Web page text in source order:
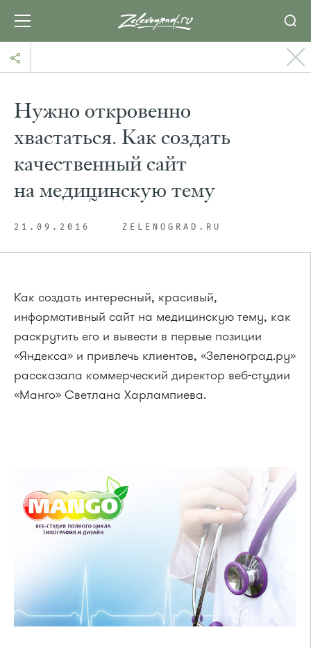
Нужно откровенно
хвастаться. Как создать
качественный сайт
на медицинскую тему
21.09.2016 ZELENOGRAD.RU
Как создать интересный, красивый,
информативный сайт на медицинскую тему, как
раскрутить его и вывести в первые позиции
«Яндекса» и привлечь клиентов, «Зеленоград.ру»
рассказала коммерческий директор веб-студии
«Манго» Светлана Харлампиева.